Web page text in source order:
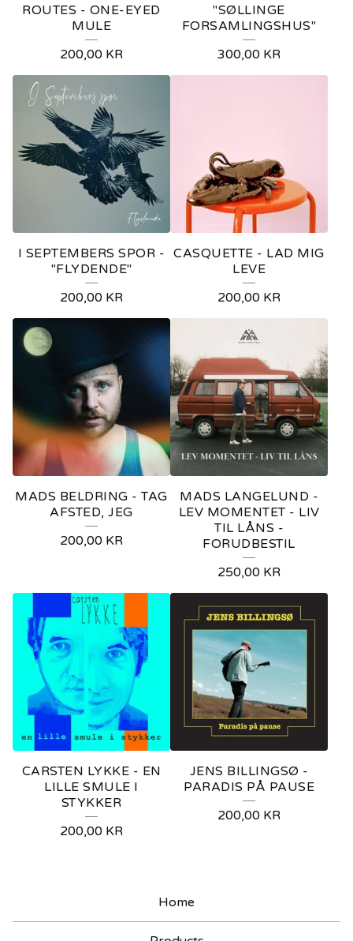
ROUTES - ONE-EYED
MULE
200,00 KR
"SØLLINGE
FORSAMLINGSHUS"
300,00 KR
I SEPTEMBERS SPOR -
"FLYDENDE"
200,00 KR
CASQUETTE - LAD MIG
LEVE
200,00 KR
MADS BELDRING - TAG
AFSTED, JEG
200,00 KR
MADS LANGELUND -
LEV MOMENTET - LIV
TIL LÅNS -
FORUDBESTIL
250,00 KR
CARSTEN LYKKE - EN
LILLE SMULE I
STYKKER
200,00 KR
JENS BILLINGSØ -
PARADIS PÅ PAUSE
200,00 KR
Home